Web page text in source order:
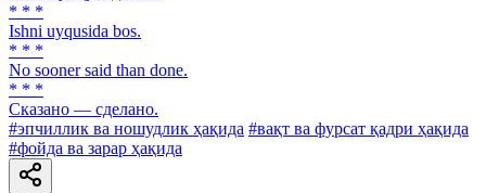
* * *
Ishni uyqusida bos.
* * *
No sooner said than done.
* * *
Сказано — сделано.
#эпчиллик ва ношудлик ҳақида #вақт ва фурсат қадри ҳақида
#фойда ва зарар ҳақида